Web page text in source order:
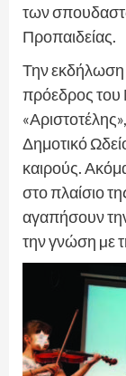
των
Προπαιδείας.
Την εκδήλωση
πρόεδρος του
Δημοτικό
καιρούς.
στο πλαίσιο
αγαπήσουν
την γνώση µε